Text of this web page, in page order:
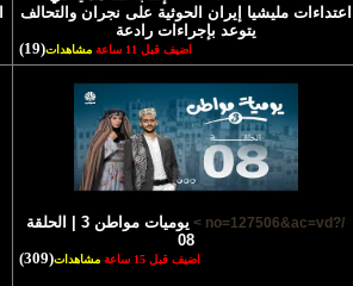
اعتداءات مليشيا إيران الحوثية على نجران والتحالف
يتوعد بإجراءات رادعة
اضيف قبل 11 ساعة مشاهدات(19)
/?no=127506&ac=vd >
يوميات مواطن 3 | الحلقة
08
اضيف قبل 15 ساعة مشاهدات(309)